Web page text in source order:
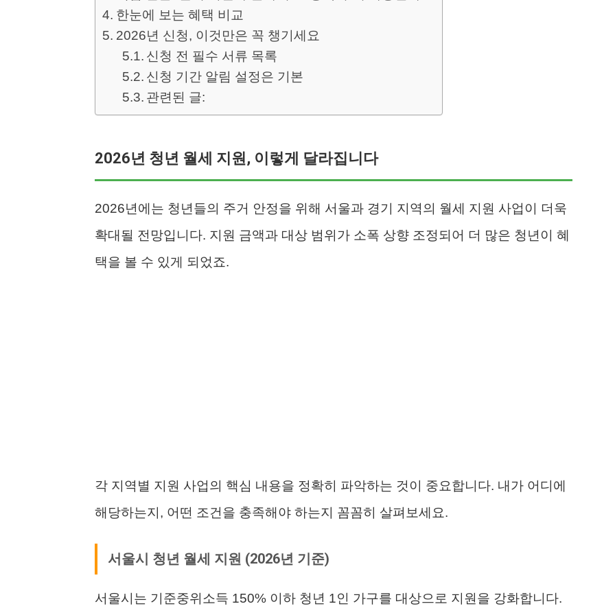
한눈에 보는 혜택 비교
2026년 신청, 이것만은 꼭 챙기세요
신청 전 필수 서류 목록
신청 기간 알림 설정은 기본
관련된 글:
2026년 청년 월세 지원, 이렇게 달라집니다
2026년에는 청년들의 주거 안정을 위해 서울과 경기 지역의 월세 지원 사업이 더욱
확대될 전망입니다. 지원 금액과 대상 범위가 소폭 상향 조정되어 더 많은 청년이 혜
택을 볼 수 있게 되었죠.
각 지역별 지원 사업의 핵심 내용을 정확히 파악하는 것이 중요합니다. 내가 어디에
해당하는지, 어떤 조건을 충족해야 하는지 꼼꼼히 살펴보세요.
서울시 청년 월세 지원 (2026년 기준)
서울시는 기준중위소득 150% 이하 청년 1인 가구를 대상으로 지원을 강화합니다.